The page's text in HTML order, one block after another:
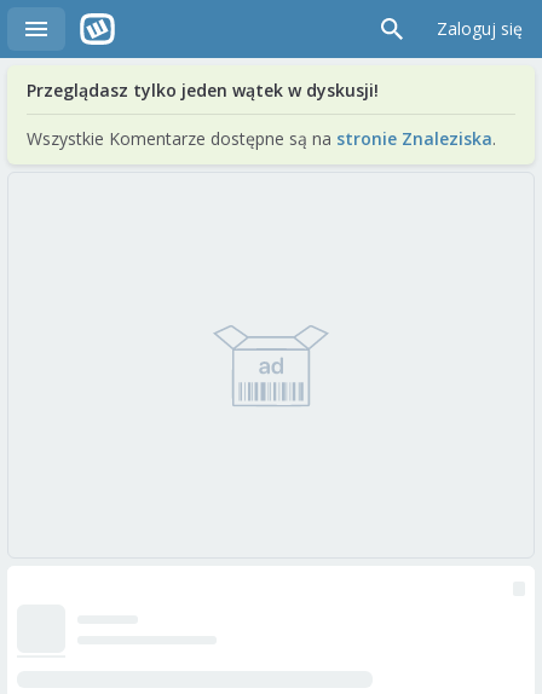
Zaloguj się
Przeglądasz tylko jeden wątek w dyskusji!
Wszystkie Komentarze dostępne są na stronie Znaleziska.